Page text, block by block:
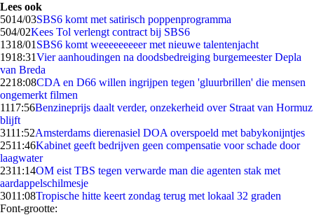
Lees ook
5014/03SBS6 komt met satirisch poppenprogramma
504/02Kees Tol verlengt contract bij SBS6
1318/01 SBS6 komt weeeeeeeeer met nieuwe talentenjacht
1918:31Vier aanhoudingen na doodsbedreiging burgemeester Depla
van Breda
2218:08CDA en D66 willen ingrijpen tegen 'gluurbrillen' die mensen
ongemerkt filmen
1117:56Benzineprijs daalt verder, onzekerheid over Straat van Hormuz
blijft
3111:52Amsterdams dierenasiel DOA overspoeld met babykonijntjes
2511:46Kabinet geeft bedrijven geen compensatie voor schade door
laagwater
2311:14OM eist TBS tegen verwarde man die agenten stak met
aardappelschilmesje
3011:08Tropische hitte keert zondag terug met lokaal 32 graden
Font-grootte: